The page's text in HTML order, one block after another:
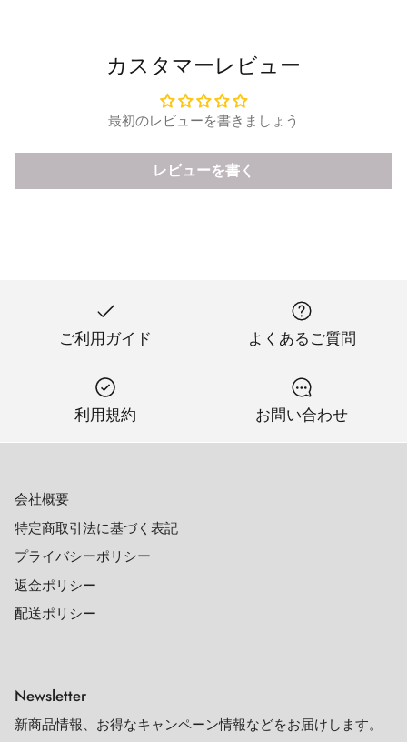
カスタマーレビュー
最初のレビューを書きましょう
レビューを書く
ご利用ガイド よくあるご質問
利用規約 お問い合わせ
会社概要
特定商取引法に基づく表記
プライバシーポリシー
返金ポリシー
配送ポリシー
Newsletter
新商品情報、お得なキャンペーン情報などをお届けします。